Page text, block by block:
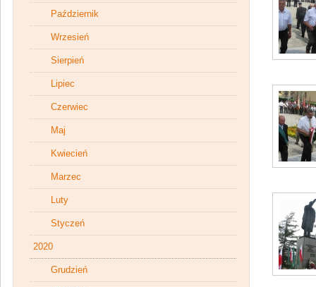
Październik
Wrzesień
Sierpień
Lipiec
Czerwiec
Maj
Kwiecień
Marzec
Luty
Styczeń
2020
Grudzień